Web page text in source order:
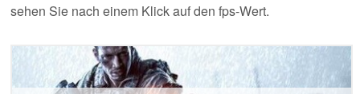
sehen Sie nach einem Klick auf den fps-Wert.